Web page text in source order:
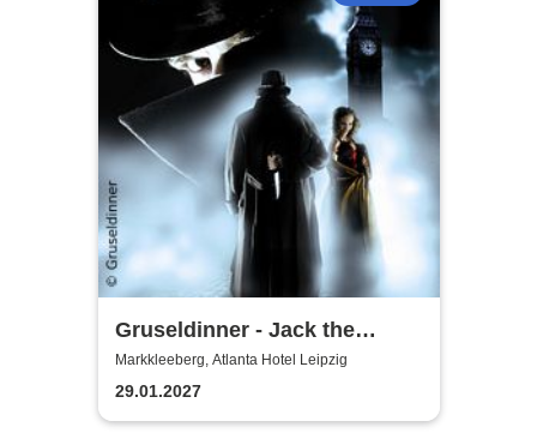
Gruseldinner - Jack the
Ripper
Markkleeberg, Atlanta Hotel Leipzig
29.01.2027